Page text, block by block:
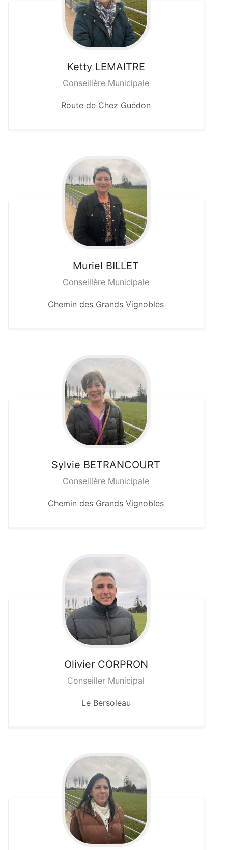
Ketty LEMAITRE
Conseillère Municipale
Route de Chez Guédon
Muriel BILLET
Conseillère Municipale
Chemin des Grands Vignobles
Sylvie BETRANCOURT
Conseillère Municipale
Chemin des Grands Vignobles
Olivier CORPRON
Conseiller Municipal
Le Bersoleau